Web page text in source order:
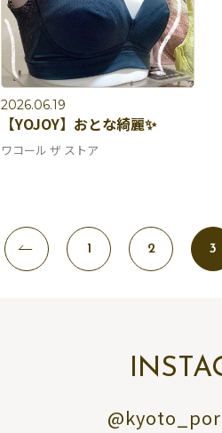
2026.06.19
【YOJOY】おとな綺麗✨
ワコール ザ ストア
1 2 3